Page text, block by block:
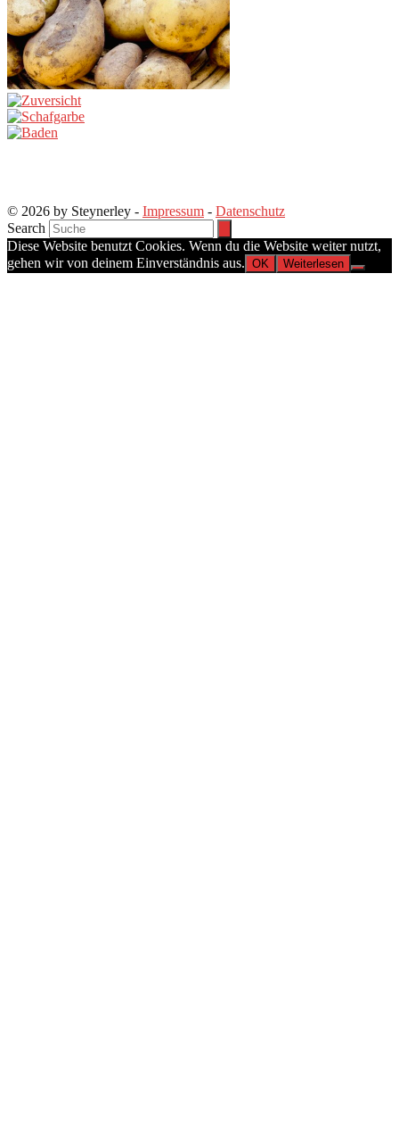
© 2026 by Steynerley - Impressum - Datenschutz
Search
Diese Website benutzt Cookies. Wenn du die Website weiter nutzt,
gehen wir von deinem Einverständnis aus. OK Weiterlesen